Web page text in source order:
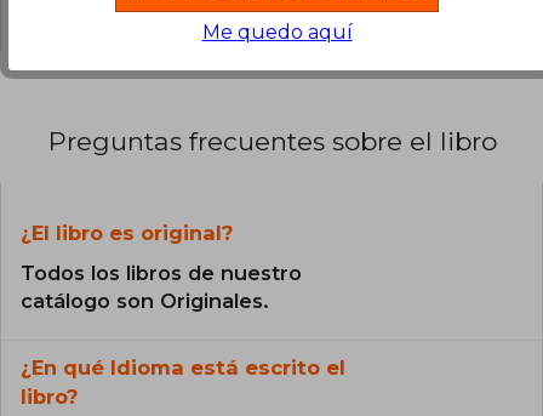
Preguntas frecuentes sobre el libro
¿El libro es original?
Todos los libros de nuestro
catálogo son Originales.
¿En qué Idioma está escrito el
libro?
Me quedo aquí